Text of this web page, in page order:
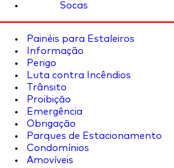
Socas
Painéis para Estaleiros
Informação
Perigo
Luta contra Incêndios
Trânsito
Proibição
Emergência
Obrigação
Parques de Estacionamento
Condomínios
Amovíveis